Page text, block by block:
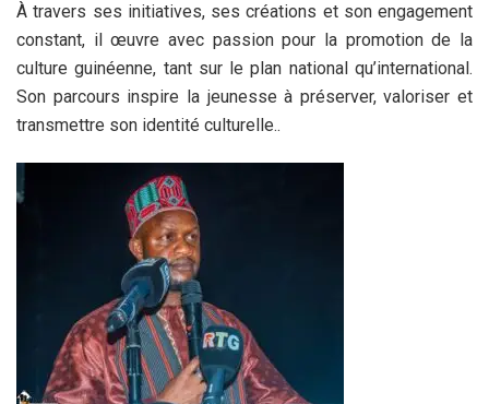
À travers ses initiatives, ses créations et son engagement
constant, il œuvre avec passion pour la promotion de la
culture guinéenne, tant sur le plan national qu’international.
Son parcours inspire la jeunesse à préserver, valoriser et
transmettre son identité culturelle..